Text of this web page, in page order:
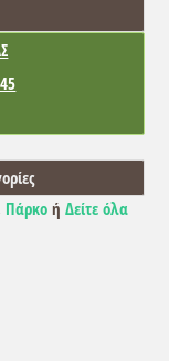
Πάρκο ήΔείτε όλα